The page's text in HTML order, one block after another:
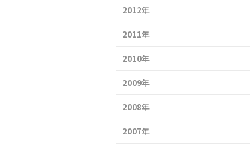
2012年
2011年
2010年
2009年
2008年
2007年